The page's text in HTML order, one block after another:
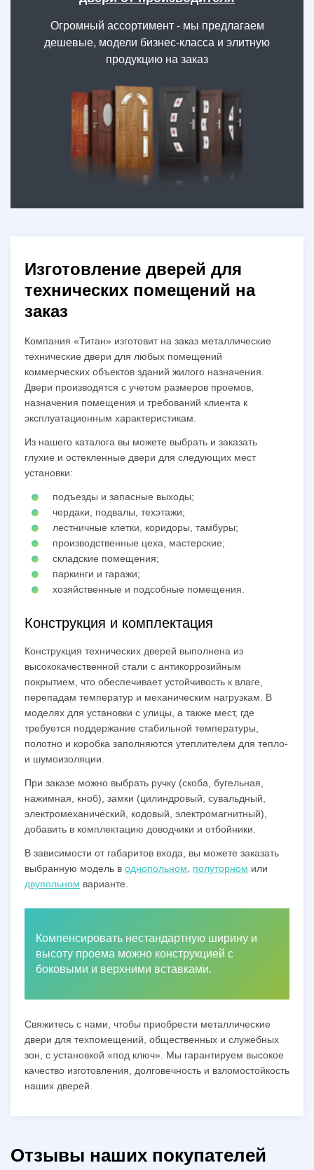
Огромный ассортимент - мы предлагаем
дешевые, модели бизнес-класса и элитную
продукцию на заказ
Изготовление дверей для
технических помещений на
заказ
Компания «Титан» изготовит на заказ металлические
технические двери для любых помещений
коммерческих объектов зданий жилого назначения.
Двери производятся с учетом размеров проемов,
назначения помещения и требований клиента к
эксплуатационным характеристикам.
Из нашего каталога вы можете выбрать и заказать
глухие и остекленные двери для следующих мест
установки:
подъезды и запасные выходы;
чердаки, подвалы, техэтажи;
лестничные клетки, коридоры, тамбуры;
производственные цеха, мастерские;
складские помещения;
паркинги и гаражи;
хозяйственные и подсобные помещения.
Конструкция и комплектация
Конструкция технических дверей выполнена из
высококачественной стали с антикоррозийным
покрытием, что обеспечивает устойчивость к влаге,
перепадам температур и механическим нагрузкам. В
моделях для установки с улицы, а также мест, где
требуется поддержание стабильной температуры,
полотно и коробка заполняются утеплителем для тепло-
и шумоизоляции.
При заказе можно выбрать ручку (скоба, бугельная,
нажимная, кноб), замки (цилиндровый, сувальдный,
электромеханический, кодовый, электромагнитный),
добавить в комплектацию доводчики и отбойники.
В зависимости от габаритов входа, вы можете заказать
выбранную модель в однопольном, полуторном или
двупольном варианте.
Компенсировать нестандартную ширину и
высоту проема можно конструкцией с
боковыми и верхними вставками.
Свяжитесь с нами, чтобы приобрести металлические
двери для техпомещений, общественных и служебных
зон, с установкой «под ключ». Мы гарантируем высокое
качество изготовления, долговечность и взломостойкость
наших дверей.
Отзывы наших покупателей